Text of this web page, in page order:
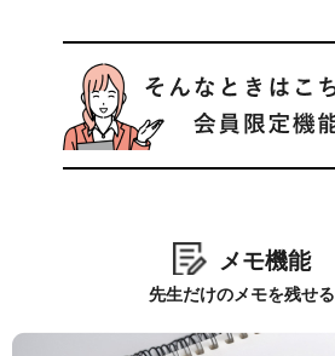
メモ機能
先生だけのメモを残せる